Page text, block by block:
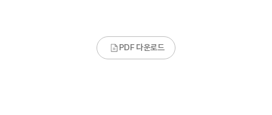
PDF 다운로드